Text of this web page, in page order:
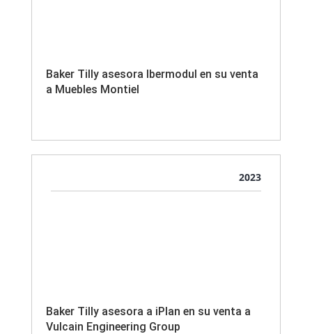
Baker Tilly asesora Ibermodul en su venta
a Muebles Montiel
2023
Baker Tilly asesora a iPlan en su venta a
Vulcain Engineering Group